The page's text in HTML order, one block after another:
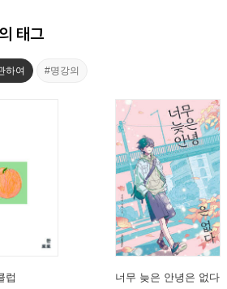
태그
하여 #명강의
럽 너무 늦은 안녕은 없다